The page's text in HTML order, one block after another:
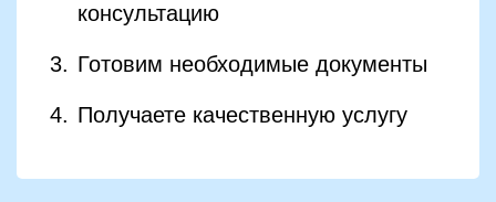
консультацию
Готовим необходимые документы
Получаете качественную услугу